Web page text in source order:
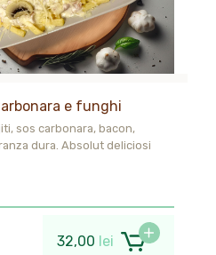
e funghi
sos carbonara, bacon,
dura. Absolut deliciosi
32,00 lei